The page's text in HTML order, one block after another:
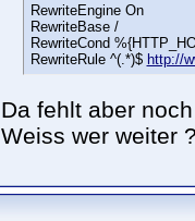
RewriteEngine On
RewriteBase /
RewriteCond
RewriteRule ^(.*)$ http://
Da fehlt aber
Weiss wer weiter